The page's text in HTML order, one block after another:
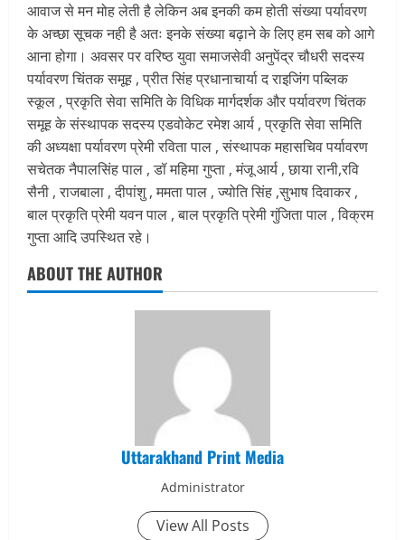
आवाज से मन मोह लेती है लेकिन अब इनकी कम होती संख्या पर्यावरण
के अच्छा सूचक नही है अतः इनके संख्या बढ़ाने के लिए हम सब को आगे
आना होगा। अवसर पर वरिष्ठ युवा समाजसेवी अनुपेंद्र चौधरी सदस्य
पर्यावरण चिंतक समूह , प्रीत सिंह प्रधानाचार्या द राइजिंग पब्लिक
स्कूल , प्रकृति सेवा समिति के विधिक मार्गदर्शक और पर्यावरण चिंतक
समूह के संस्थापक सदस्य एडवोकेट रमेश आर्य , प्रकृति सेवा समिति
की अध्यक्षा पर्यावरण प्रेमी रविता पाल , संस्थापक महासचिव पर्यावरण
सचेतक नैपालसिंह पाल , डॉ महिमा गुप्ता , मंजू आर्य , छाया रानी,रवि
सैनी , राजबाला , दीपांशु , ममता पाल , ज्योति सिंह ,सुभाष दिवाकर ,
बाल प्रकृति प्रेमी यवन पाल , बाल प्रकृति प्रेमी गुंजिता पाल , विक्रम
गुप्ता आदि उपस्थित रहे।
ABOUT THE AUTHOR
Uttarakhand Print Media
Administrator
View All Posts